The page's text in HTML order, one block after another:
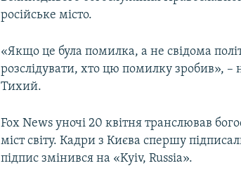
російське місто.
«Якщо це була помилка, а не свідома
розслідувати, хто цю помилку зробив»,
Тихий.
Fox News уночі 20 квітня транслював
міст світу. Кадри з Києва спершу
підпис змінився на «Kyiv, Russia».